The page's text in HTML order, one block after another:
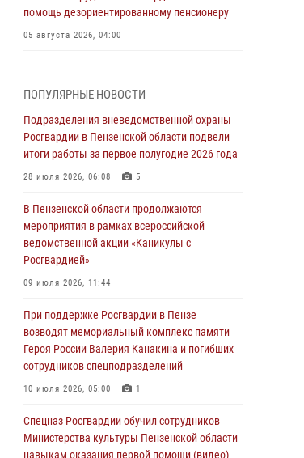
помощь дезориентированному пенсионеру
05 августа 2026, 04:00
маскировавшейся под реабилитационный
центр (видео)
04 августа 2026, 07:05 4 1
В Управлении Росгвардии по Пензенской
полугодие 2026 года
04 августа 2026, 06:08
Росгвардия обеспечила безопасность
праздничных мероприятий в День ВДВ в
03 августа 2026, 07:14 1
В Пензе сотрудники Росгвардии задержали
мужчину, который криками и нецензурной
бранью напугал жильцов многоквартирного
03 августа 2026, 05:59
ПОПУЛЯРНЫЕ НОВОСТИ
Подразделения вневедомственной охраны
Росгвардии в Пензенской области подвели
итоги работы за первое полугодие 2026 года
28 июля 2026, 06:08 5
В Пензенской области продолжаются
мероприятия в рамках всероссийской
ведомственной акции «Каникулы с
Росгвардией»
09 июля 2026, 11:44
При поддержке Росгвардии в Пензе
возводят мемориальный комплекс памяти
Героя России Валерия Канакина и погибших
сотрудников спецподразделений
10 июля 2026, 05:00 1
Спецназ Росгвардии обучил сотрудников
Министерства культуры Пензенской области
навыкам оказания первой помощи (видео)